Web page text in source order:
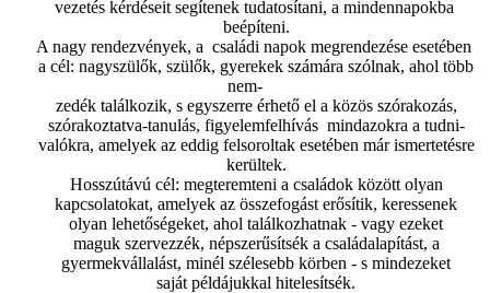
vezetés kérdéseit segítenek tudatosítani, a mindennapokba
beépíteni.
A nagy rendezvények, a családi napok megrendezése esetében
a cél: nagyszülők, szülők, gyerekek számára szólnak, ahol több
nem-
zedék találkozik, s egyszerre érhető el a közös szórakozás,
szórakoztatva-tanulás, figyelemfelhívás mindazokra a tudni-
valókra, amelyek az eddig felsoroltak esetében már ismertetésre
kerültek.
Hosszútávú cél: megteremteni a családok között olyan
kapcsolatokat, amelyek az összefogást erősítik, keressenek
olyan lehetőségeket, ahol találkozhatnak - vagy ezeket
maguk szervezzék, népszerűsítsék a családalapítást, a
gyermekvállalást, minél szélesebb körben - s mindezeket
saját példájukkal hitelesítsék.